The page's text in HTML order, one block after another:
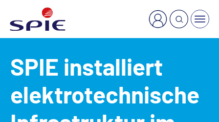
SPIE installiert
elektrotechnische